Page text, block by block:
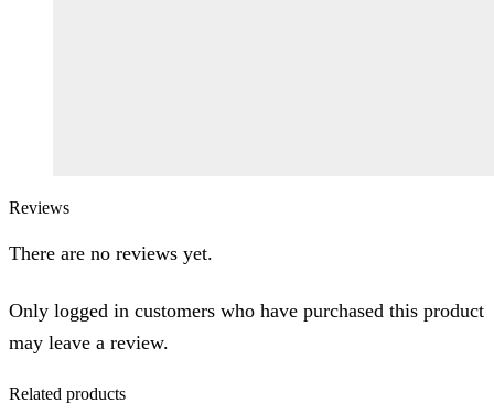
Reviews
There are no reviews yet.
Only logged in customers who have purchased this product
may leave a review.
Related products